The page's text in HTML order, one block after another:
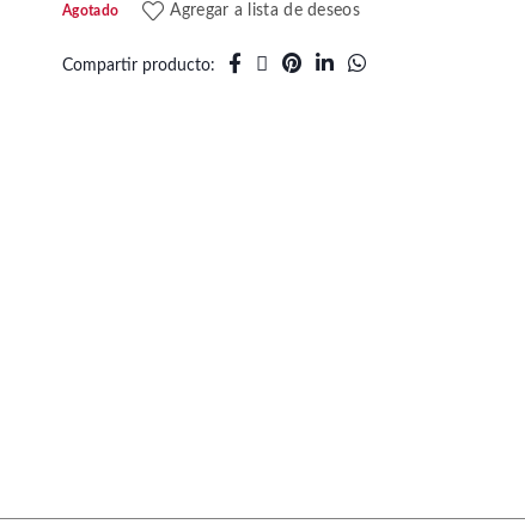
Agotado Agregar a lista de deseos
Compartir producto